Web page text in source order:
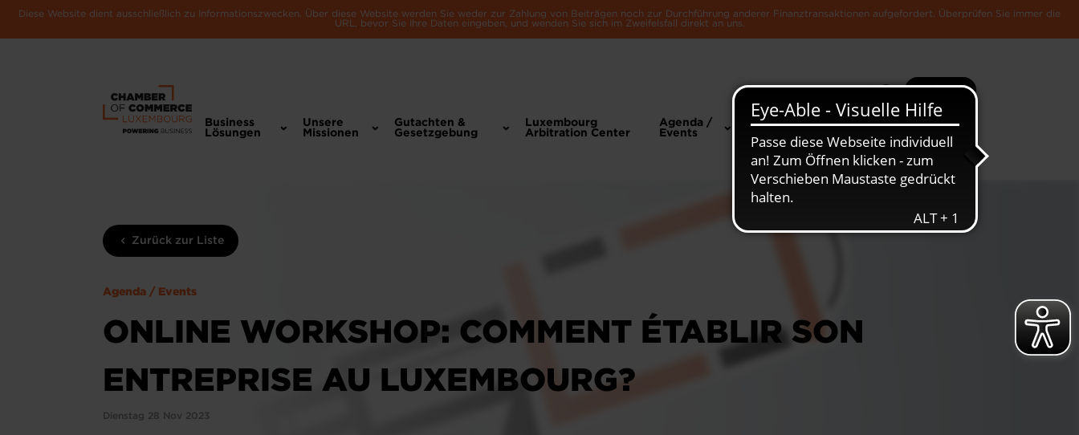
Diese Website dient ausschließlich zu Informationszwecken. Über diese Website werden Sie weder zur Zahlung von Beiträgen noch zur Durchführung anderer Finanztransaktionen aufgefordert. Überprüfen Sie immer die
URL, bevor Sie Ihre Daten eingeben, und wenden Sie sich im Zweifelsfall direkt an uns.
Suche Mehr
Business
Lösungen
Unsere
Missionen
Gutachten &
Gesetzgebung
Luxembourg
Arbitration Center
Agenda /
Events
News &
Die Luxemburger
Zurück zur Liste
Agenda / Events
ONLINE WORKSHOP: COMMENT ÉTABLIR SON
ENTREPRISE AU LUXEMBOURG?
Dienstag 28 Nov 2023